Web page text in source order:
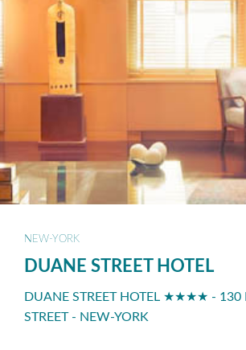
NEW-YORK
DUANE STREET HOTEL
DUANE STREET HOTEL ★★★★ - 130
STREET - NEW-YORK